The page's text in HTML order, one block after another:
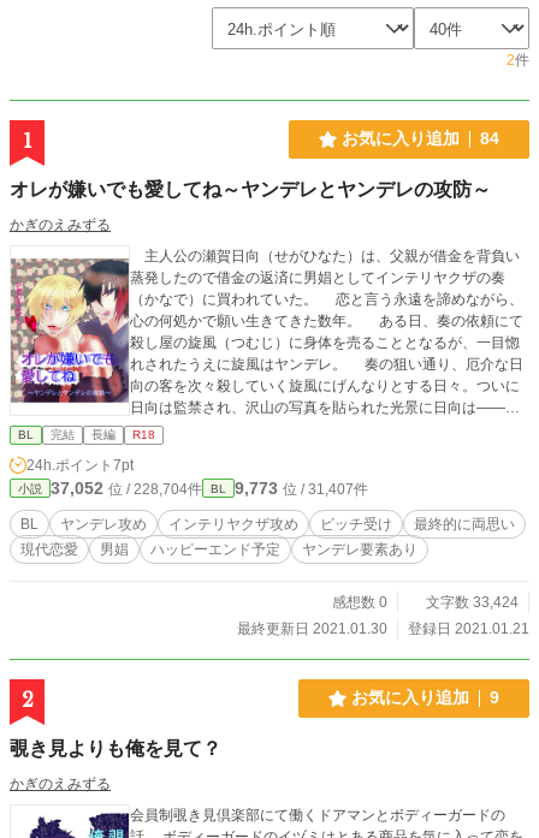
2件
1 お気に入り追加 84
オレが嫌いでも愛してね～ヤンデレとヤンデレの攻防～
かぎのえみずる
主人公の瀬賀日向（せがひなた）は、父親が借金を背負い
蒸発したので借金の返済に男娼としてインテリヤクザの奏
（かなで）に買われていた。 恋と言う永遠を諦めながら、
心の何処かで願い生きてきた数年。 ある日、奏の依頼にて
殺し屋の旋風（つむじ）に身体を売ることとなるが、一目惚
れされたうえに旋風はヤンデレ。 奏の狙い通り、厄介な日
向の客を次々殺していく旋風にげんなりとする日々。ついに
日向は監禁され、沢山の写真を貼られた光景に日向は――恍
惚とした。 ヤンデレ殺し屋×ヤンデレビッチがメイン。時
折、インテリヤクザ×ビッチです。 ※R-18作品です。基本は
ヤンデレ同士のエロですが、他の男と日向のエロシーンも突
発にでてくるのでご注意ください。 ※攻めが若干喘ぐことも
あります。
BL 完結 長編 R18
24h.ポイント 7pt
小説 37,052 位 / 228,704件 BL 9,773 位 / 31,407件
BL ヤンデレ攻め インテリヤクザ攻め ビッチ受け
最終的に両思い
現代恋愛
男娼 ハッピーエンド予定 ヤンデレ要素あり
感想数 0
文字数 33,424
最終更新日 2021.01.30
登録日 2021.01.21
2 お気に入り追加 9
覗き見よりも俺を見て？
かぎのえみずる
会員制覗き見倶楽部にて働くドアマンとボディーガードの